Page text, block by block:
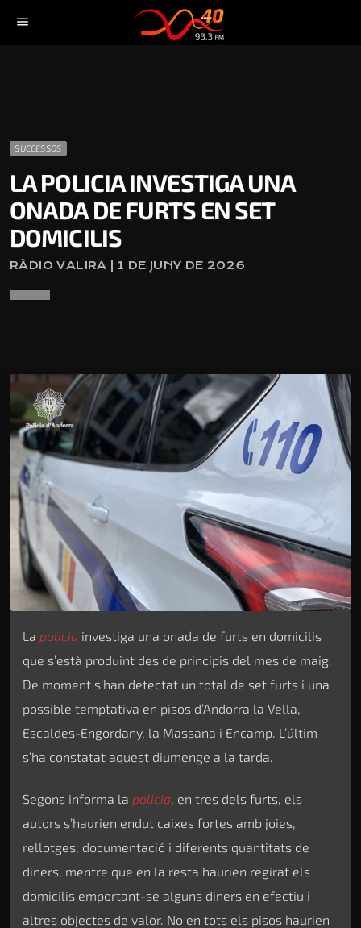
menu
SUCCESSOS
LA POLICIA INVESTIGA UNA
ONADA DE FURTS EN SET
DOMICILIS
RÀDIO VALIRA | 1 DE JUNY DE 2026
La policia investiga una onada de furts en domicilis
que s’està produint des de principis del mes de maig.
De moment s’han detectat un total de set furts i una
possible temptativa en pisos d’Andorra la Vella,
Escaldes-Engordany, la Massana i Encamp. L’últim
s’ha constatat aquest diumenge a la tarda.
Segons informa la policia, en tres dels furts, els
autors s’haurien endut caixes fortes amb joies,
rellotges, documentació i diferents quantitats de
diners, mentre que en la resta haurien regirat els
domicilis emportant-se alguns diners en efectiu i
altres objectes de valor. No en tots els pisos haurien